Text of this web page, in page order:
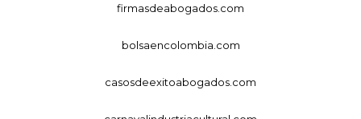
firmasdeabogados.com
bolsaencolombia.com
casosdeexitoabogados.com